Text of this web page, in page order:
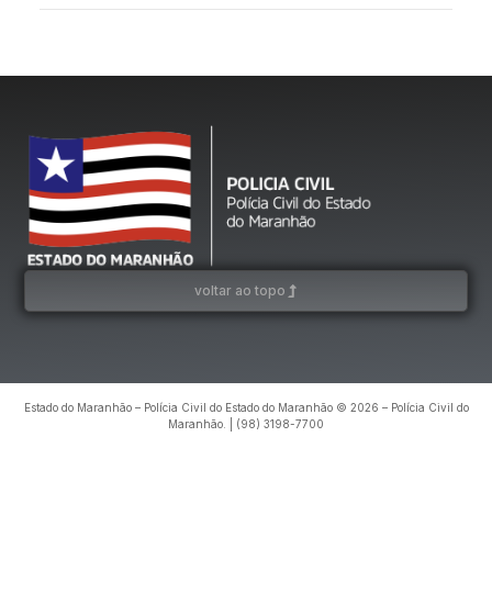
voltar ao topo
Estado do Maranhão – Polícia Civil do Estado do Maranhão © 2026 – Polícia Civil do
Maranhão. | (98) 3198-7700